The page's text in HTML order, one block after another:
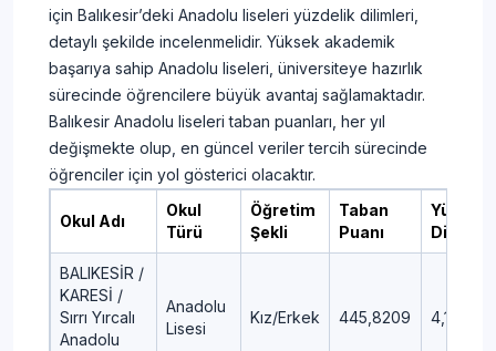
için Balıkesir’deki Anadolu liseleri yüzdelik dilimleri,
detaylı şekilde incelenmelidir. Yüksek akademik
başarıya sahip Anadolu liseleri, üniversiteye hazırlık
sürecinde öğrencilere büyük avantaj sağlamaktadır.
Balıkesir Anadolu liseleri taban puanları, her yıl
değişmekte olup, en güncel veriler tercih sürecinde
öğrenciler için yol gösterici olacaktır.
Okul Adı
Okul
Türü
Öğretim
Şekli
Taban
Puanı
Yüzdelik
Dilim
BALIKESİR /
KARESİ /
Sırrı Yırcalı
Anadolu
Anadolu
Lisesi
Kız/Erkek 445,8209 4,17